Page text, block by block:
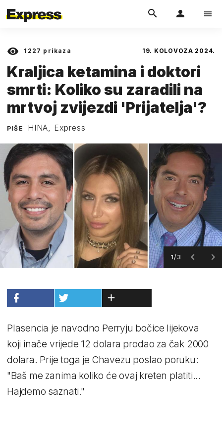
1227 prikaza 19. KOLOVOZA 2024.
Kraljica ketamina i doktori
smrti: Koliko su zaradili na
mrtvoj zvijezdi 'Prijatelja'?
PIŠE HINA, Express
1/3
Plasencia je navodno Perryju bočice lijekova
koji inače vrijede 12 dolara prodao za čak 2000
dolara. Prije toga je Chavezu poslao poruku:
"Baš me zanima koliko će ovaj kreten platiti...
Hajdemo saznati."